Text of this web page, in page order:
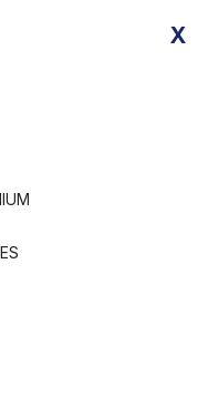
X